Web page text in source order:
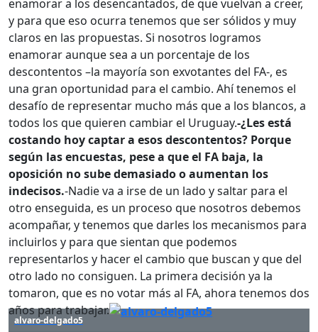
enamorar a los desencantados, de que vuelvan a creer,
y para que eso ocurra tenemos que ser sólidos y muy
claros en las propuestas. Si nosotros logramos
enamorar aunque sea a un porcentaje de los
descontentos –la mayoría son exvotantes del FA-, es
una gran oportunidad para el cambio. Ahí tenemos el
desafío de representar mucho más que a los blancos, a
todos los que quieren cambiar el Uruguay.-¿Les está
costando hoy captar a esos descontentos? Porque
según las encuestas, pese a que el FA baja, la
oposición no sube demasiado o aumentan los
indecisos.-Nadie va a irse de un lado y saltar para el
otro enseguida, es un proceso que nosotros debemos
acompañar, y tenemos que darles los mecanismos para
incluirlos y para que sientan que podemos
representarlos y hacer el cambio que buscan y que del
otro lado no consiguen. La primera decisión ya la
tomaron, que es no votar más al FA, ahora tenemos dos
años para trabajar.
alvaro-delgado5